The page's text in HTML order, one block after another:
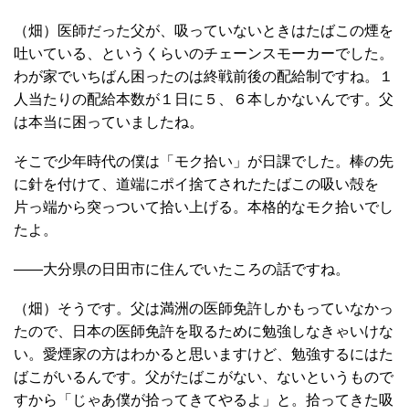
（畑）医師だった父が、吸っていないときはたばこの煙を
吐いている、というくらいのチェーンスモーカーでした。
わが家でいちばん困ったのは終戦前後の配給制ですね。１
人当たりの配給本数が１日に５、６本しかないんです。父
は本当に困っていましたね。
そこで少年時代の僕は「モク拾い」が日課でした。棒の先
に針を付けて、道端にポイ捨てされたたばこの吸い殻を
片っ端から突っついて拾い上げる。本格的なモク拾いでし
たよ。
――大分県の日田市に住んでいたころの話ですね。
（畑）そうです。父は満洲の医師免許しかもっていなかっ
たので、日本の医師免許を取るために勉強しなきゃいけな
い。愛煙家の方はわかると思いますけど、勉強するにはた
ばこがいるんです。父がたばこがない、ないというもので
すから「じゃあ僕が拾ってきてやるよ」と。拾ってきた吸